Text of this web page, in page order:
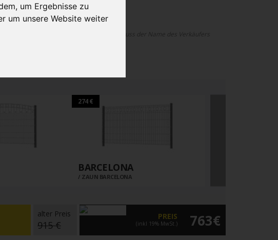
um Ergebnisse zu
um unsere Website weiter
bewertet.
ohne Onlinekonfigurator, muss der Name des Verkäufers
Zaunfeld planen.
BARCELONA
ZAUN BARCELONA
274 €
alter Preis
915 €
PREIS
(inkl 19% MwSt.) 763€